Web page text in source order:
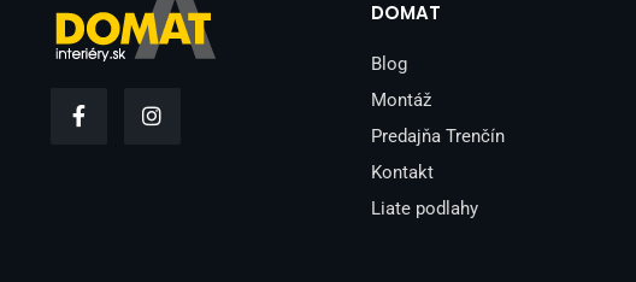
a
n
DOMAT
Blog
Montáž
Predajňa Trenčín
Kontakt
Liate podlahy